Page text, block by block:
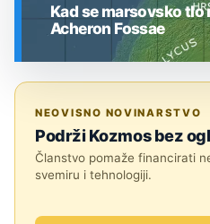
Kad se marsovsko tlo
Acheron Fossae
NEOVISNO NOVINARSTVO
Podrži Kozmos bez
Članstvo pomaže financirati
svemiru i tehnologiji.